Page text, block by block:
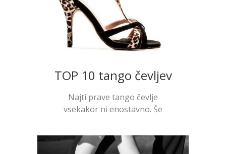
TOP 10 tango čevljev
Najti prave tango čevlje
vsekakor ni enostavno. Še